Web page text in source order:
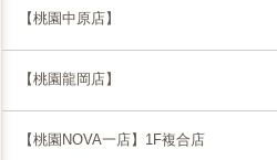
【桃園中原店】
【桃園龍岡店】
【桃園NOVA一店】1F複合店